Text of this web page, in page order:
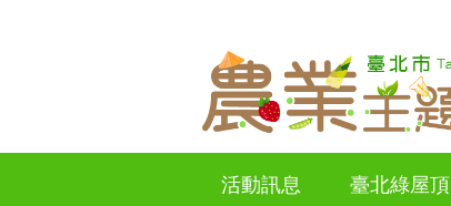
活動訊息 臺北綠屋頂